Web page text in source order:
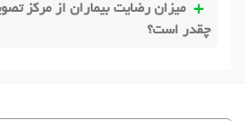
میزان رضایت بیماران از مرکز
چقدر است؟